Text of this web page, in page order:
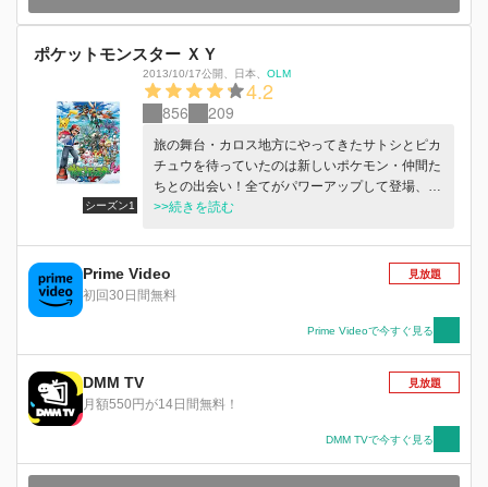
ポケットモンスター ＸＹ
シーズン1
2013/10/17公開 日本 OLM
4.2
856 209
旅の舞台・カロス地方にやってきたサトシとピカ
チュウを待っていたのは新しいポケモン・仲間た
ちとの出会い！全てがパワーアップして登場、ポ
ケモンバトルも大きく進化！躍動感抜群のバトル
モンの更なる進化”メガシンカ”とは？出会うもの
全てのキズナに導かれポケモンマスターを目指す
サトシとピカチュウ。カロスリーグ挑戦へ向けた
>>続きを読む
Prime Video
初回30日間無料
見放題
Prime Videoで今すぐ見る
DMM TV
月額550円が14日間無料！
見放題
DMM TVで今すぐ見る